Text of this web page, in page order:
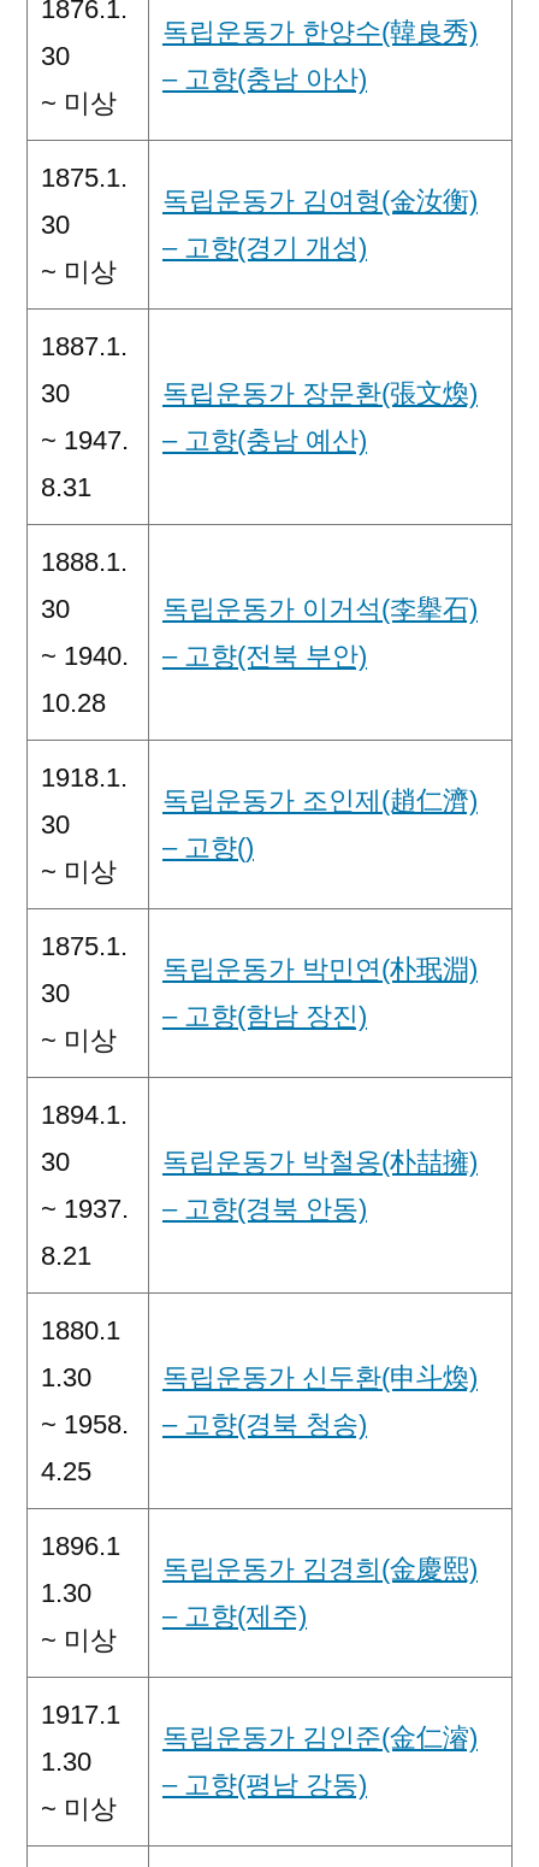
1876.1.
30
~ 미상
독립운동가 한양수(韓良秀)
– 고향(충남 아산)
1875.1.
30
~ 미상
독립운동가 김여형(金汝衡)
– 고향(경기 개성)
1887.1.
30
~ 1947.
8.31
독립운동가 장문환(張文煥)
– 고향(충남 예산)
1888.1.
30
~ 1940.
10.28
독립운동가 이거석(李擧石)
– 고향(전북 부안)
1918.1.
30
~ 미상
독립운동가 조인제(趙仁濟)
– 고향()
1875.1.
30
~ 미상
독립운동가 박민연(朴珉淵)
– 고향(함남 장진)
1894.1.
30
~ 1937.
8.21
독립운동가 박철옹(朴喆擁)
– 고향(경북 안동)
1880.1
1.30
~ 1958.
4.25
독립운동가 신두환(申斗煥)
– 고향(경북 청송)
1896.1
1.30
~ 미상
독립운동가 김경희(金慶熙)
– 고향(제주)
1917.1
1.30
~ 미상
독립운동가 김인준(金仁濬)
– 고향(평남 강동)